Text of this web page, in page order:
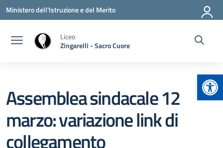
Vai ai contenuti
Vai al menu di navigazione
Vai al footer
Ministero dell'Istruzione e del Merito
Liceo
Zingarelli - Sacro Cuore
Assemblea sindacale 12
marzo: variazione link di
collegamento